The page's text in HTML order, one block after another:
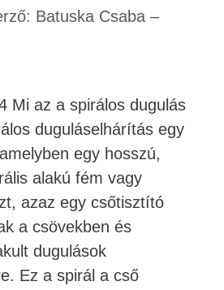
Batuska Csaba –
Mi az a spirálos dugulás
duguláselhárítás egy
egy hosszú,
alakú fém vagy
azaz egy csőtisztító
a csövekben és
dugulások
Ez a spirál a cső